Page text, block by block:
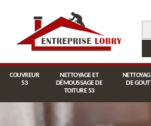
COUVREUR
53
NETTOYAGE ET
DÉMOUSSAGE DE
TOITURE 53
DE